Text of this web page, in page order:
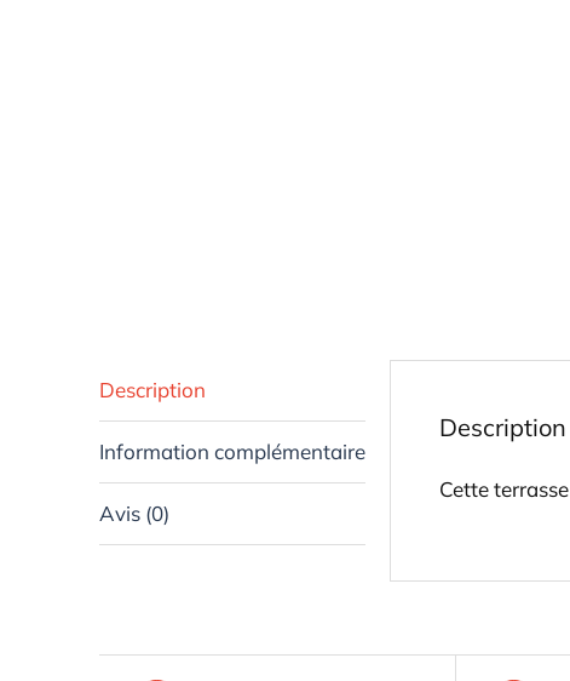
Description
Information complémentaire
Avis (0)
Description
Cette